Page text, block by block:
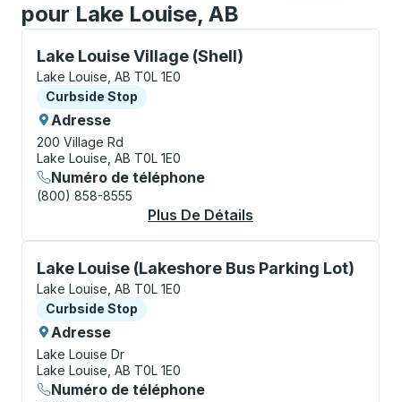
pour Lake Louise, AB
Lake Louise Village (Shell)
Curbside Stop, utilisez les touches fléchées ou la
Lake Louise, AB T0L 1E0
Curbside Stop
Curbside Stop
Adresse
200 Village Rd
Lake Louise, AB T0L 1E0
Numéro de téléphone
(800) 858-8555
Plus De Détails
Lake Louise (Lakeshore Bus Parking Lot)
Curbside Stop, utilisez les touches fléchées ou la
Lake Louise, AB T0L 1E0
Curbside Stop
Curbside Stop
Adresse
Lake Louise Dr
Lake Louise, AB T0L 1E0
Numéro de téléphone